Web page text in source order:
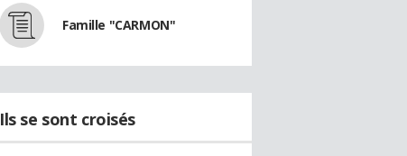
Famille "CARMON"
Ils se sont croisés